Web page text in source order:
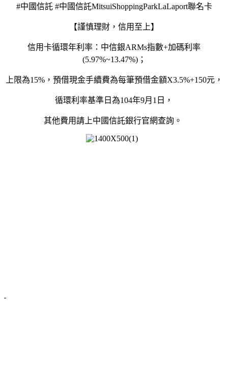
#中國信託#中國信託MitsuiShoppingParkLaLaport聯名卡
【謹慎理財，信用至上】
信用卡循環年利率：中信銀ARMs指數+加碼利率
(5.97%~13.47%)；
上限為15%，預借現金手續費為每筆預借金額X3.5%+150元，
循環利率基準日為104年9月 1 日，
其他費用請上中國信託銀行官網查詢。